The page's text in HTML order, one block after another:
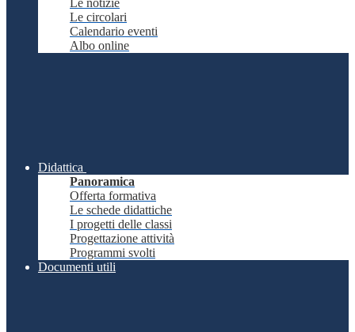
Le notizie
Le circolari
Calendario eventi
Albo online
Didattica
Panoramica
Offerta formativa
Le schede didattiche
I progetti delle classi
Progettazione attività
Programmi svolti
Documenti utili